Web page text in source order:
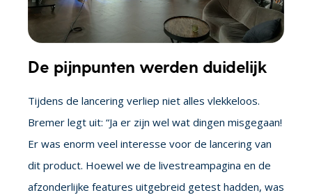
De pijnpunten werden duidelijk
Tijdens de lancering verliep niet alles vlekkeloos.
Bremer legt uit: “Ja er zijn wel wat dingen misgegaan!
Er was enorm veel interesse voor de lancering van
dit product. Hoewel we de livestreampagina en de
afzonderlijke features uitgebreid getest hadden, was